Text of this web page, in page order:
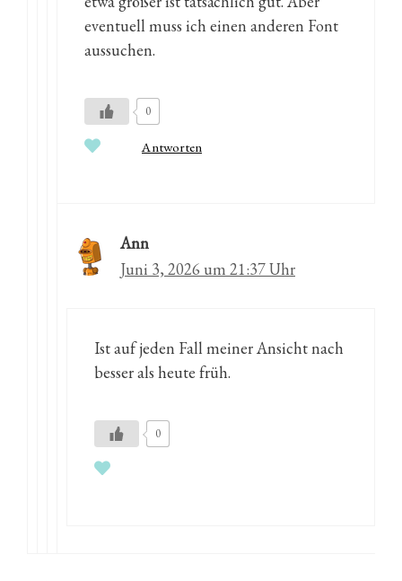
eventuell muss ich einen anderen Font
aussuchen.
0
Antworten
Ann
Juni 3, 2026 um 21:37 Uhr
Ist auf jeden Fall meiner Ansicht nach
besser als heute früh.
0